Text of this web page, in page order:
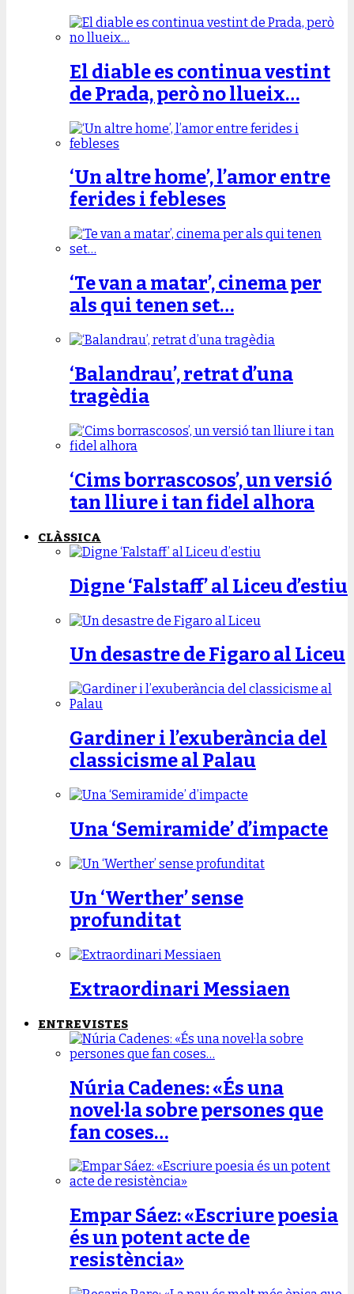
El diable es continua vestint
de Prada, però no llueix…
‘Un altre home’, l’amor entre
ferides i febleses
‘Te van a matar’, cinema per
als qui tenen set…
‘Balandrau’, retrat d’una
tragèdia
‘Cims borrascosos’, un versió
tan lliure i tan fidel alhora
CLÀSSICA
Digne ‘Falstaff’ al Liceu d’estiu
Un desastre de Figaro al Liceu
Gardiner i l’exuberància del
classicisme al Palau
Una ‘Semiramide’ d’impacte
Un ‘Werther’ sense
profunditat
Extraordinari Messiaen
ENTREVISTES
Núria Cadenes: «És una
novel·la sobre persones que
fan coses…
Empar Sáez: «Escriure poesia
és un potent acte de
resistència»